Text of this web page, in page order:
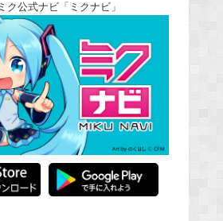
ク公式ナビ「ミクナビ」